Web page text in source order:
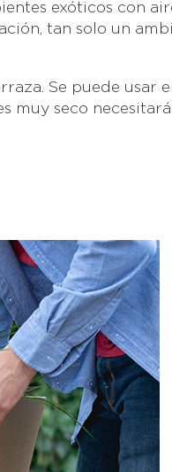
exóticos con
tan solo un
Se puede usar
muy seco